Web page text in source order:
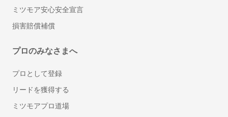
壁の撤去・間取り変更リフォーム
キッチンのリフォーム
防水工事
手すり取り付け
網戸の張り替え・修理
ミツモア安心安全宣言
損害賠償補償
プロのみなさまへ
プロとして登録
リードを獲得する
ミツモアプロ道場